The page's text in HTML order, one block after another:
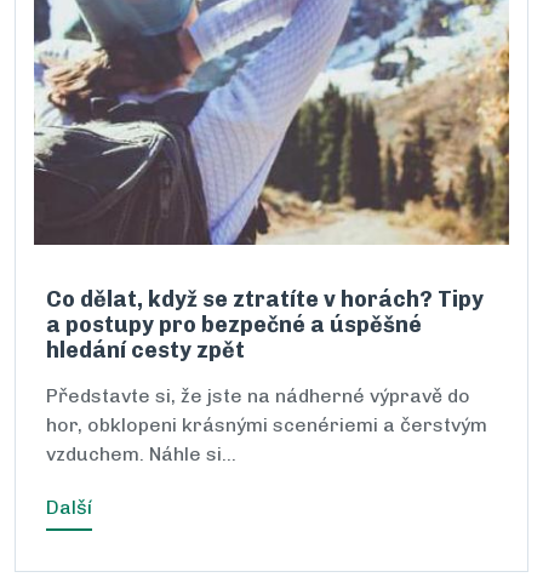
Co dělat, když se ztratíte v horách? Tipy
a postupy pro bezpečné a úspěšné
hledání cesty zpět
Představte si, že jste na nádherné výpravě do
hor, obklopeni krásnými scenériemi a čerstvým
vzduchem. Náhle si…
Další